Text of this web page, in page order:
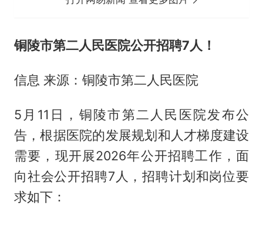
铜陵市第二人民医院公开招聘7人！
信息 来源：铜陵市第二人民医院
5月11日，铜陵市第二人民医院发布公
告，根据医院的发展规划和人才梯度建设
需要，现开展2026年公开招聘工作，面
向社会公开招聘7人，招聘计划和岗位要
求如下：